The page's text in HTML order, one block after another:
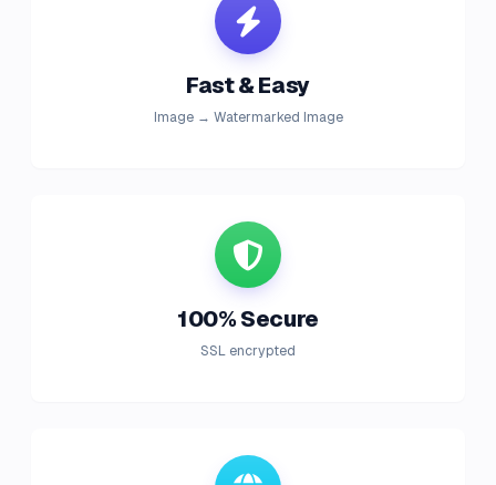
Fast & Easy
Image → Watermarked Image
100% Secure
SSL encrypted